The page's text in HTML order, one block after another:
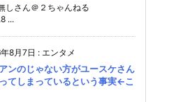
しさん＠２ちゃんねる
...
8月7日 : エンタメ
ンのじゃない方がユースケさん
てしまっているという事実←こ